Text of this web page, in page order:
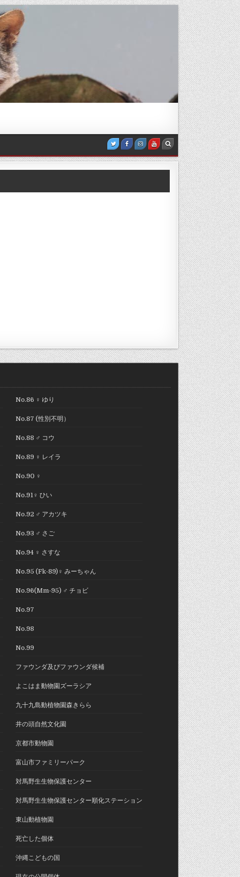
No.86 ♀ ゆり
No.87 (性別不明）
No.88 ♂ コウ
No.89 ♀ レイラ
No.90 ♀
No.91♀ ひい
No.92 ♂ アカツキ
No.93 ♂ さご
No.94 ♀ さすな
No.95 (Fk-89)♀ みーちゃん
No.96(Mm-95) ♂ チョビ
No.97
No.98
No.99
ファウンダ及びファウンダ候補
よこはま動物園ズーラシア
九十九島動植物園森きらら
井の頭自然文化園
京都市動物園
富山市ファミリーパーク
対馬野生生物保護センター
対馬野生生物保護センター順化ステーション
東山動植物園
死亡した個体
沖縄こどもの国